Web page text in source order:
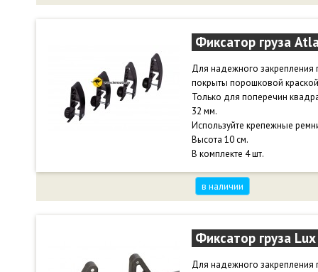
Фиксатор груза
Для надежного закрепления
покрыты порошковой
Только для поперечин
32 мм.
Используйте крепежные
Высота 10 см.
В комплекте 4 шт.
в наличии
Фиксатор груза
Для надежного закрепления